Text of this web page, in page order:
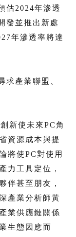
估2024年滲透
發並推出新處
年滲透率將達
產業聯盟、
新使未來PC角
資源成本與提
將使PC對使用
力工具定位，
伴甚至朋友，
產業分析師黃
業供應鏈關係
生態因應而